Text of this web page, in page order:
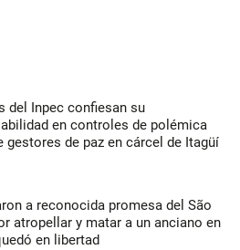
del Inpec confiesan su
en controles de polémica
gestores de paz en cárcel de Itagüí
a reconocida promesa del São
atropellar y matar a un anciano en
en libertad